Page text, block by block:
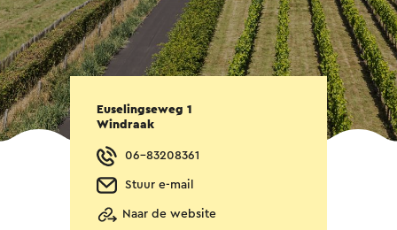
Euselingseweg 1
Windraak
06-83208361
Stuur e-mail
Naar de website